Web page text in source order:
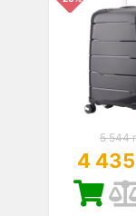
5 544
4 435